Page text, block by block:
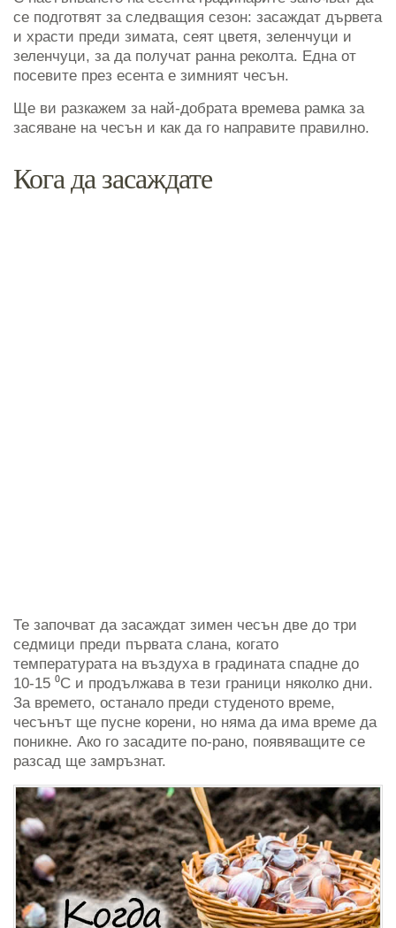
се подготвят за следващия сезон: засаждат дървета
и храсти преди зимата, сеят цветя, зеленчуци и
зеленчуци, за да получат ранна реколта. Една от
посевите през есента е зимният чесън.
Ще ви разкажем за най-добрата времева рамка за
засяване на чесън и как да го направите правилно.
Кога да засаждате
Те започват да засаждат зимен чесън две до три
седмици преди първата слана, когато
температурата на въздуха в градината спадне до
10-15 ⁰C и продължава в тези граници няколко дни.
За времето, останало преди студеното време,
чесънът ще пусне корени, но няма да има време да
поникне. Ако го засадите по-рано, появяващите се
разсад ще замръзнат.